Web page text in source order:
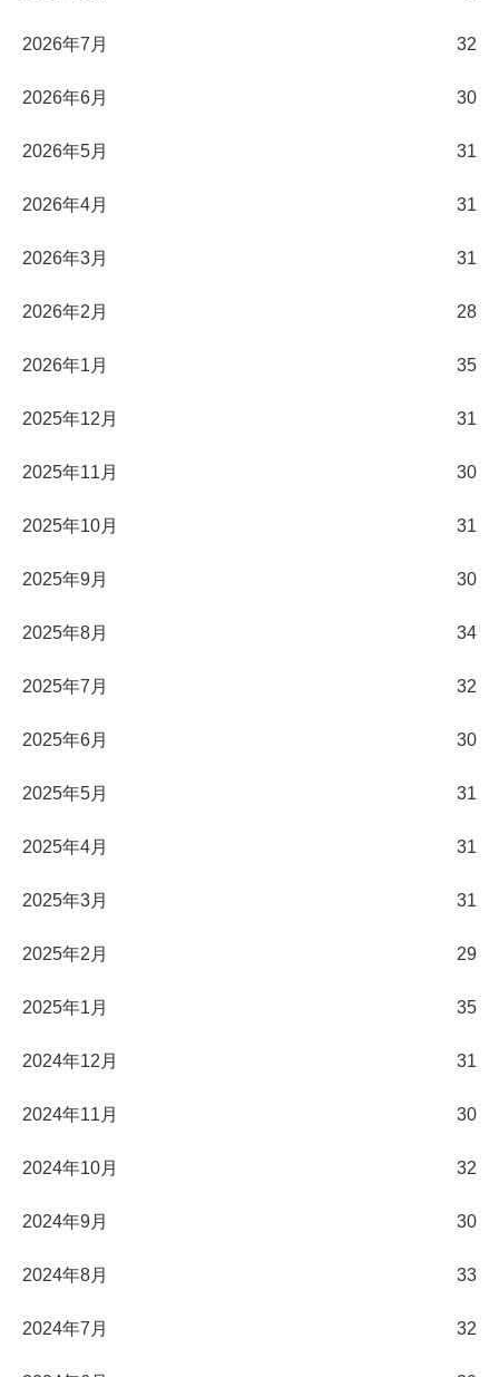
2026年7月 32
2026年6月 30
2026年5月 31
2026年4月 31
2026年3月 31
2026年2月 28
2026年1月 35
2025年12月 31
2025年11月 30
2025年10月 31
2025年9月 30
2025年8月 34
2025年7月 32
2025年6月 30
2025年5月 31
2025年4月 31
2025年3月 31
2025年2月 29
2025年1月 35
2024年12月 31
2024年11月 30
2024年10月 32
2024年9月 30
2024年8月 33
2024年7月 32